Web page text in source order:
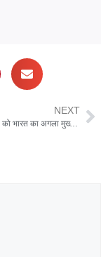
NEXT
जस्टिस सूर्यकांत को भारत का अगला मुख्य न्यायाधीश बनाने की प्रक्रिया शुरू